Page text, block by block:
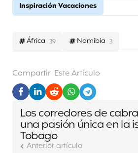
África 39 Namibia 3
Inspiración Vacaciones
Compartir Este Artículo
Post
navigation
Los corredores de
una pasión única en la
Tobago
Anterior artículo